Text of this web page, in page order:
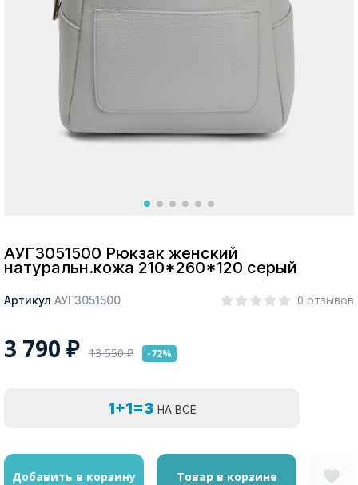
Москва
АУГЗ051500 Рюкзак женский
натуральн.кожа 210*260*120 серый
Артикул АУГЗ051500 0 отзывов
3 790 ₽ 13 550₽ -72%
1+1=3 НА ВСЁ
Добавить в корзину Товар в корзине